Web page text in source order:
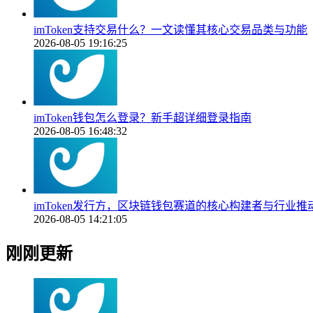
imToken支持交易什么？一文读懂其核心交易品类与功能
2026-08-05 19:16:25
imToken钱包怎么登录？新手超详细登录指南
2026-08-05 16:48:32
imToken发行方，区块链钱包赛道的核心构建者与行业推
2026-08-05 14:21:05
刚刚更新